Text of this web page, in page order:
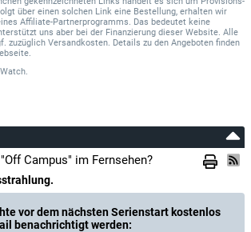
über einen solchen Link eine Bestellung, erhalten wir
Affiliate-Partnerprogramms. Das bedeutet keine
uns aber bei der Finanzierung dieser Website. Alle
zuzüglich Versandkosten. Details zu den Angeboten finden
Campus" im Fernsehen?
vor dem nächsten Serienstart kostenlos
benachrichtigt werden: